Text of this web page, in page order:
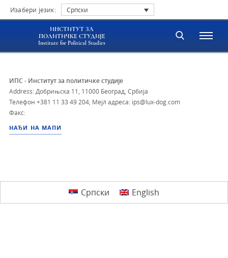
Изабери језик: Српски
ИНСТИТУТ ЗА
ПОЛИТИЧКЕ СТУДИЈЕ
Institute for Political Studies
ИПС - Институт за политичке студије
Address: Добрињска 11, 11000 Београд, Србија
Телефон +381 11 33 49 204 Мејл адреса: ips@lux-dog.com
Факс:
НАЂИ НА МАПИ
Српски English